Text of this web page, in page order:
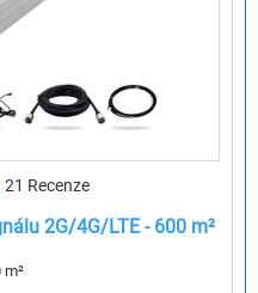
21 Recenze
2G/4G/LTE - 600 m²
m²